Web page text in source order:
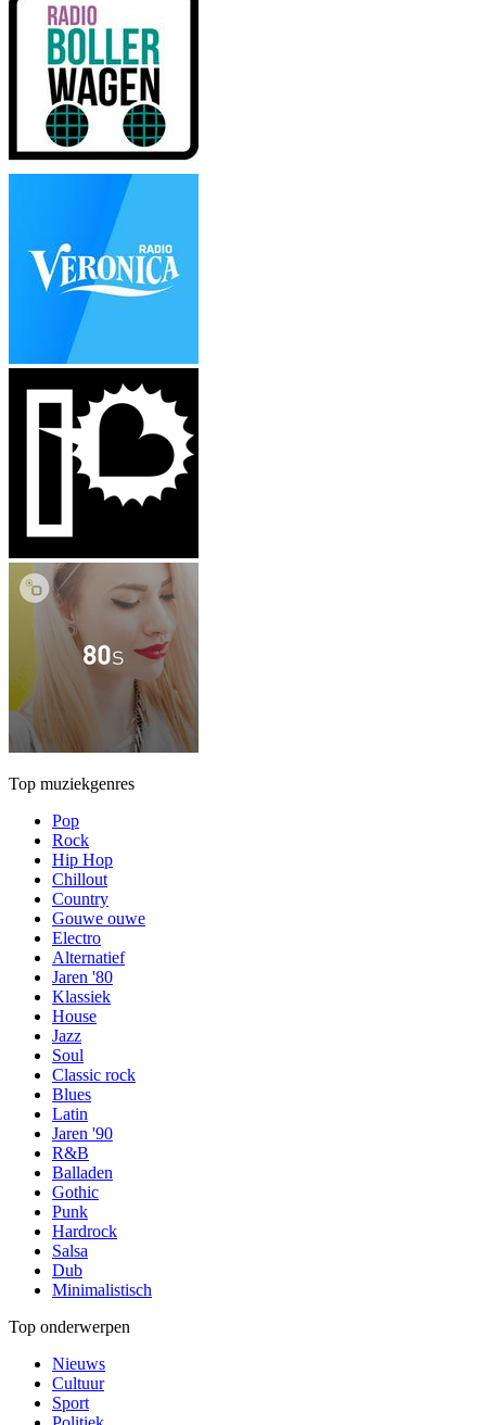
Top muziekgenres
Pop
Rock
Hip Hop
Chillout
Country
Gouwe ouwe
Electro
Alternatief
Jaren '80
Klassiek
House
Jazz
Soul
Classic rock
Blues
Latin
Jaren '90
R&B
Balladen
Gothic
Punk
Hardrock
Salsa
Dub
Minimalistisch
Top onderwerpen
Nieuws
Cultuur
Sport